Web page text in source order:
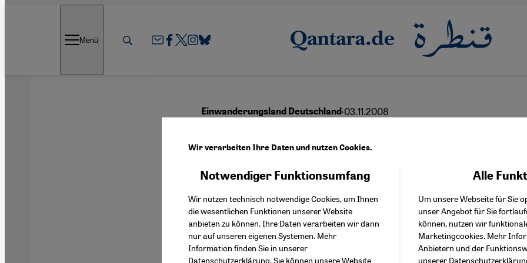
Menü
Einwanderungsland Deutschland·03.11.2008
Aus Gastarbeitern wurden
Bürger
Deutsch
Wir verarbeiten Ihre Daten und nutzen Cookies.
Notwendiger Funktionsumfang
Wir nutzen technisch notwendige Cookies, um Ihnen
die wesentlichen Funktionen unserer Website
anbieten zu können. Ihre Daten verarbeiten wir dann
nur auf unseren eigenen Systemen. Mehr
Information finden Sie in unserer
Datenschutzerklärung. Sie können unsere Website
Alle
Um unsere Webseite für Sie
unser Angebot für Sie
können, nutzen wir
Marketingcookies. Mehr
Anbietern und der
unserer
Facebook Embed /
Twitter Embed
Instagram Embed
Youtube Embed
Google Maps Embed